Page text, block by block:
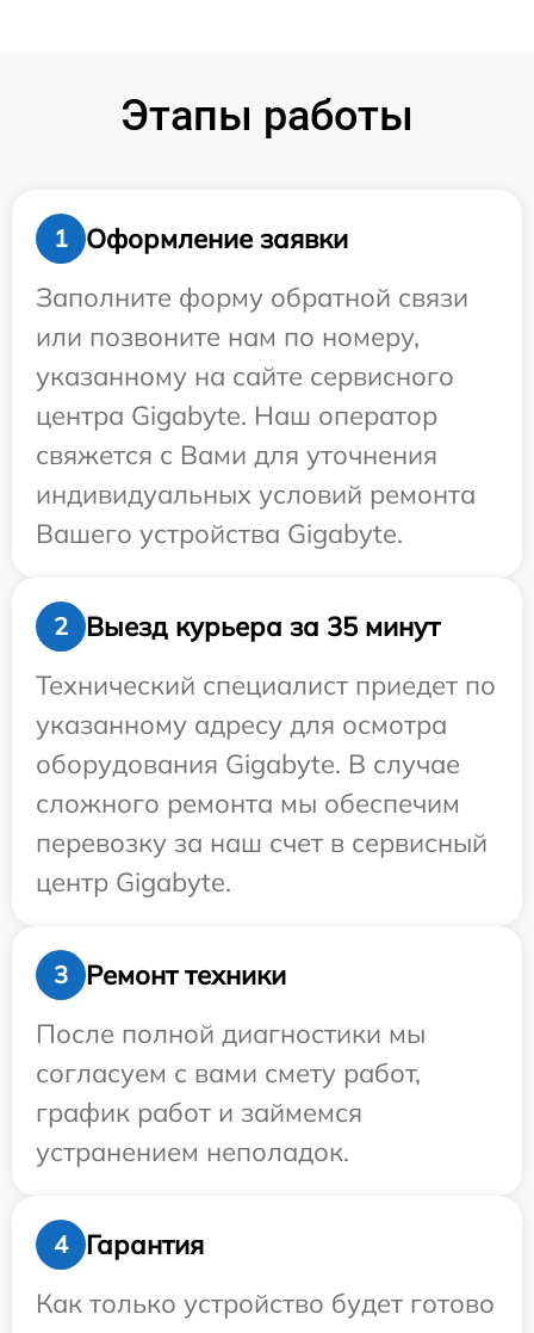
Этапы работы
1
Оформление заявки
Заполните форму обратной связи
или позвоните нам по номеру,
указанному на сайте сервисного
центра Gigabyte. Наш оператор
свяжется с Вами для уточнения
индивидуальных условий ремонта
Вашего устройства Gigabyte.
2
Выезд курьера за 35 минут
Технический специалист приедет по
указанному адресу для осмотра
оборудования Gigabyte. В случае
сложного ремонта мы обеспечим
перевозку за наш счет в сервисный
центр Gigabyte.
3
Ремонт техники
После полной диагностики мы
согласуем с вами смету работ,
график работ и займемся
устранением неполадок.
4
Гарантия
Как только устройство будет готово